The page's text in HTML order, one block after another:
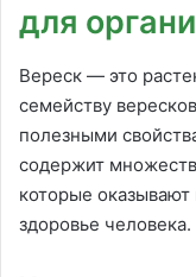
для
Вереск — это
семейству
полезными
содержит
которые
здоровье человека.